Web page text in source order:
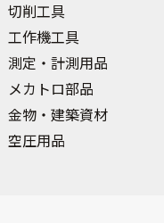
切削工具
工作機工具
測定・計測用品
メカトロ部品
金物・建築資材
空圧用品